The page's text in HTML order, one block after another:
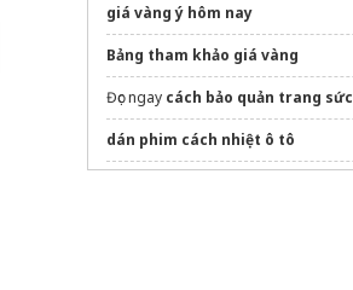
giá vàng ý hôm nay
Bảng tham khảo giá vàng
Đọc ngay cách bảo quản trang sức
dán phim cách nhiệt ô tô